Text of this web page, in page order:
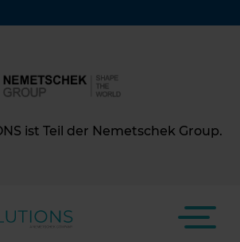
ist Teil der Nemetschek Group.